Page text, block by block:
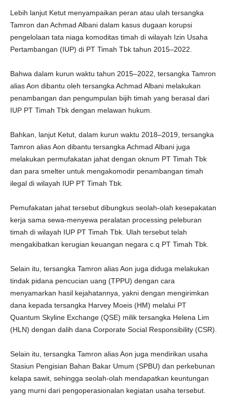
Lebih lanjut Ketut menyampaikan peran atau ulah tersangka
Tamron dan Achmad Albani dalam kasus dugaan korupsi
pengelolaan tata niaga komoditas timah di wilayah Izin Usaha
Pertambangan (IUP) di PT Timah Tbk tahun 2015–2022.
Bahwa dalam kurun waktu tahun 2015–2022, tersangka Tamron
alias Aon dibantu oleh tersangka Achmad Albani melakukan
penambangan dan pengumpulan bijih timah yang berasal dari
IUP PT Timah Tbk dengan melawan hukum.
Bahkan, lanjut Ketut, dalam kurun waktu 2018–2019, tersangka
Tamron alias Aon dibantu tersangka Achmad Albani juga
melakukan permufakatan jahat dengan oknum PT Timah Tbk
dan para smelter untuk mengakomodir penambangan timah
ilegal di wilayah IUP PT Timah Tbk.
Pemufakatan jahat tersebut dibungkus seolah-olah kesepakatan
kerja sama sewa-menyewa peralatan processing peleburan
timah di wilayah IUP PT Timah Tbk. Ulah tersebut telah
mengakibatkan kerugian keuangan negara c.q PT Timah Tbk.
Selain itu, tersangka Tamron alias Aon juga diduga melakukan
tindak pidana pencucian uang (TPPU) dengan cara
menyamarkan hasil kejahatannya, yakni dengan mengirimkan
dana kepada tersangka Harvey Moeis (HM) melalui PT
Quantum Skyline Exchange (QSE) milik tersangka Helena Lim
(HLN) dengan dalih dana Corporate Social Responsibility (CSR).
Selain itu, tersangka Tamron alias Aon juga mendirikan usaha
Stasiun Pengisian Bahan Bakar Umum (SPBU) dan perkebunan
kelapa sawit, sehingga seolah-olah mendapatkan keuntungan
yang murni dari pengoperasionalan kegiatan usaha tersebut.